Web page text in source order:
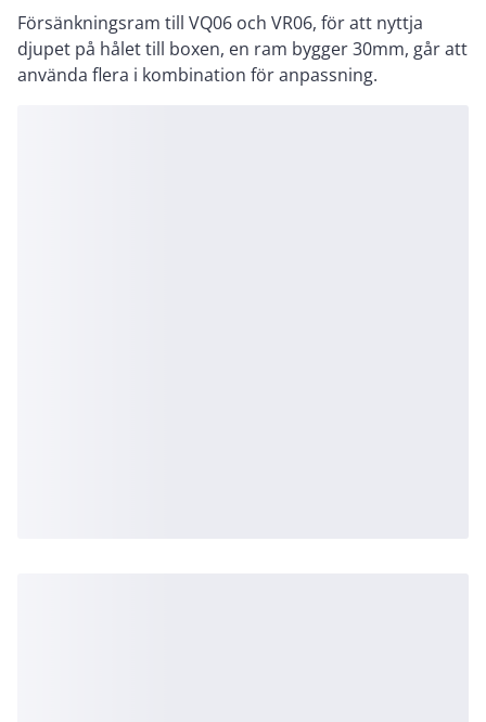
Försänkningsram till VQ06 och VR06, för att nyttja
djupet på hålet till boxen, en ram bygger 30mm, går att
använda flera i kombination för anpassning.